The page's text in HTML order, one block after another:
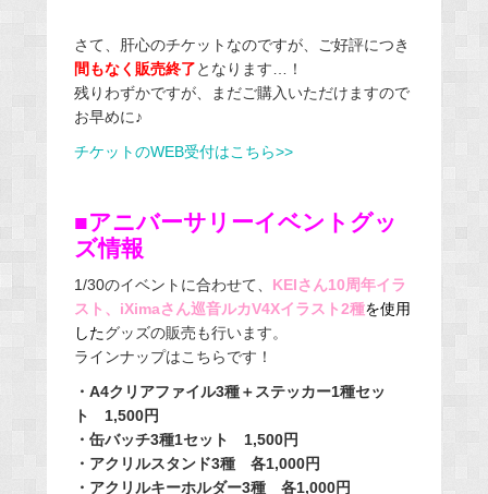
さて、肝心のチケットなのですが、ご好評につき
間もなく販売終了となります…！
残りわずかですが、まだご購入いただけますので
お早めに♪
チケットのWEB受付はこちら>>
■アニバーサリーイベントグッ
ズ情報
1/30のイベントに合わせて、 KEIさん10周年イラ
スト、iXimaさん巡音ルカV4Xイラスト2種を使用
したグッズの販売も行います。
ラインナップはこちらです！
・A4クリアファイル3種＋ステッカー1種セッ
ト 1,500円
・缶バッチ3種1セット 1,500円
・アクリルスタンド3種 各1,000円
・アクリルキーホルダー3種 各1,000円